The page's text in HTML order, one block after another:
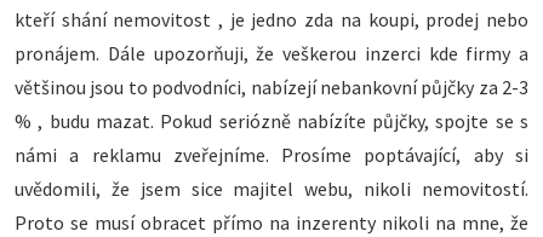
kteří shání nemovitost , je jedno zda na koupi, prodej nebo
pronájem. Dále upozorňuji, že veškerou inzerci kde firmy a
většinou jsou to podvodníci, nabízejí nebankovní půjčky za 2-3
% , budu mazat. Pokud seriózně nabízíte půjčky, spojte se s
námi a reklamu zveřejníme. Prosíme poptávající, aby si
uvědomili, že jsem sice majitel webu, nikoli nemovitostí.
Proto se musí obracet přímo na inzerenty nikoli na mne, že